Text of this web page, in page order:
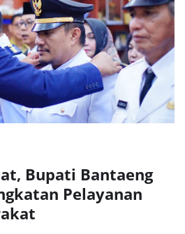
Bupati Bantaeng
Pelayanan